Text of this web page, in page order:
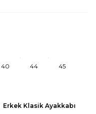
40 44 45
Erkek Klasik Ayakkabı